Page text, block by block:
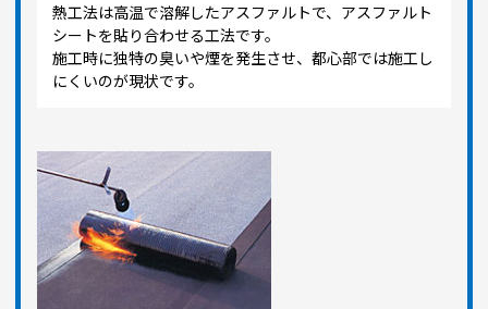
熱工法は高温で溶解したアスファルトで、アスファルト
シートを貼り合わせる工法です。
施工時に独特の臭いや煙を発生させ、都心部では施工し
にくいのが現状です。